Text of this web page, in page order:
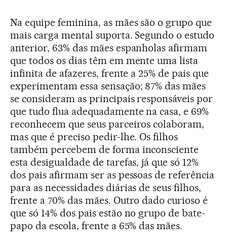
Na equipe feminina, as mães são o grupo que
mais carga mental suporta. Segundo o estudo
anterior, 63% das mães espanholas afirmam
que todos os dias têm em mente uma lista
infinita de afazeres, frente a 25% de pais que
experimentam essa sensação; 87% das mães
se consideram as principais responsáveis por
que tudo flua adequadamente na casa, e 69%
reconhecem que seus parceiros colaboram,
mas que é preciso pedir-lhe. Os filhos
também percebem de forma inconsciente
esta desigualdade de tarefas, já que só 12%
dos pais afirmam ser as pessoas de referência
para as necessidades diárias de seus filhos,
frente a 70% das mães. Outro dado curioso é
que só 14% dos pais estão no grupo de bate-
papo da escola, frente a 65% das mães.